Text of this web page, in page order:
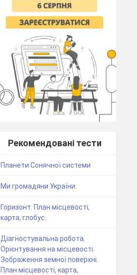
Рекомендовані тести
Планети Сонячної системи
Ми громадяни України.
Горизонт. План місцевості,
карта, глобус.
Діагностувальна робота.
Орієнтування на місцевості.
Зображення земної поверхні.
План місцевості, карта,